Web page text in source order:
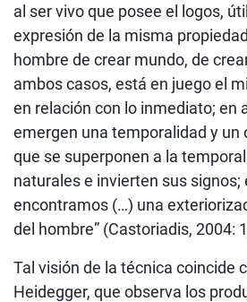
al ser vivo que posee el logos,
expresión de la misma
hombre de crear mundo, de
ambos casos, está en juego el
en relación con lo inmediato; en
emergen una temporalidad y un
que se superponen a la
naturales e invierten sus signos;
encontramos (…) una
del hombre” (Castoriadis, 2004:
Tal visión de la técnica coincide
Heidegger, que observa los